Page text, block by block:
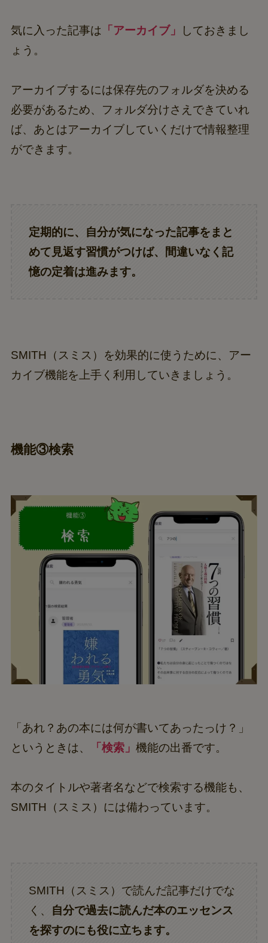
気に入った記事は 「アーカイブ」
しておきまし
ょう。
アーカイブするには保存先のフォルダを決める
必要があるため、フォルダ分けさえできていれ
ば、あとはアーカイブしていくだけで情報整理
ができます。
定期的に、自分が気になった記事をまと
めて見返す習慣がつけば、間違いなく記
憶の定着は進みます。
SMITH（スミス）を効果的に使うために、アー
カイブ機能を上手く利用していきましょう。
機能③検索
「あれ？あの本には何が書いてあったっけ？」
というときは、
「検索」 機能の出番です。
本のタイトルや著者名などで検索する機能も、
SMITH（スミス）には備わっています。
SMITH（スミス）で読んだ記事だけでな
く、 自分で過去に読んだ本のエッセンス
を探すのにも役に立ちます。